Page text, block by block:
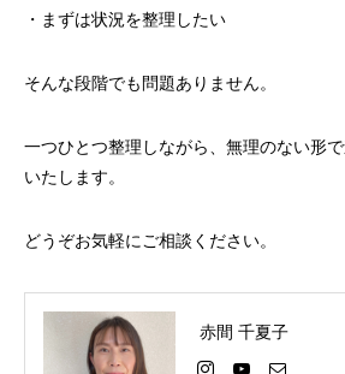
・まずは状況を整理したい
そんな段階でも問題ありません。
一つひとつ整理しながら、無理のない形
いたします。
どうぞお気軽にご相談ください。
赤間 千夏子